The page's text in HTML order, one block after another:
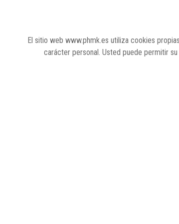
El sitio web www.phmk.es utiliza cookies
carácter personal. Usted puede permitir